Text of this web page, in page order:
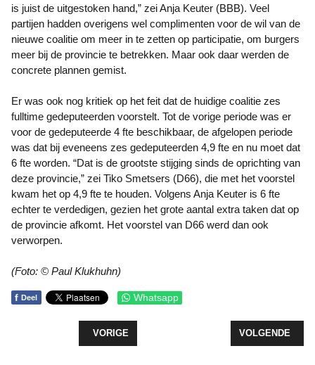
is juist de uitgestoken hand,” zei Anja Keuter (BBB). Veel
partijen hadden overigens wel complimenten voor de wil van de
nieuwe coalitie om meer in te zetten op participatie, om burgers
meer bij de provincie te betrekken. Maar ook daar werden de
concrete plannen gemist.
Er was ook nog kritiek op het feit dat de huidige coalitie zes
fulltime gedeputeerden voorstelt. Tot de vorige periode was er
voor de gedeputeerde 4 fte beschikbaar, de afgelopen periode
was dat bij eveneens zes gedeputeerden 4,9 fte en nu moet dat
6 fte worden. “Dat is de grootste stijging sinds de oprichting van
deze provincie,” zei Tiko Smetsers (D66), die met het voorstel
kwam het op 4,9 fte te houden. Volgens Anja Keuter is 6 fte
echter te verdedigen, gezien het grote aantal extra taken dat op
de provincie afkomt. Het voorstel van D66 werd dan ook
verworpen.
(Foto: © Paul Klukhuhn)
f Deel Whatsapp
VORIG ARTIKEL: GEZONDHEID SPEELT
VORIGE VOLGENDE
VOLGENDE